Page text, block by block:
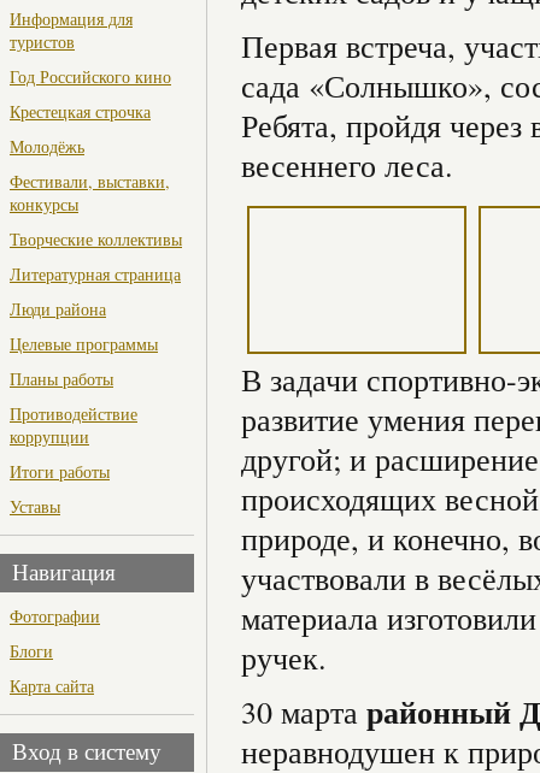
Информация для
туристов
Год Российского кино
Крестецкая строчка
Молодёжь
Фестивали, выставки,
конкурсы
Творческие коллективы
Литературная страница
Люди района
Целевые программы
Планы работы
Противодействие
коррупции
Итоги работы
Уставы
Навигация
Фотографии
Блоги
Карта сайта
Вход в систему
Первая встреча,
сада «Солнышко»,
Ребята, пройдя
весеннего леса.
В задачи спортивно-
развитие умения
другой; и
происходящих
природе, и конечно,
участвовали в
материала
ручек.
30 марта районный
неравнодушен к